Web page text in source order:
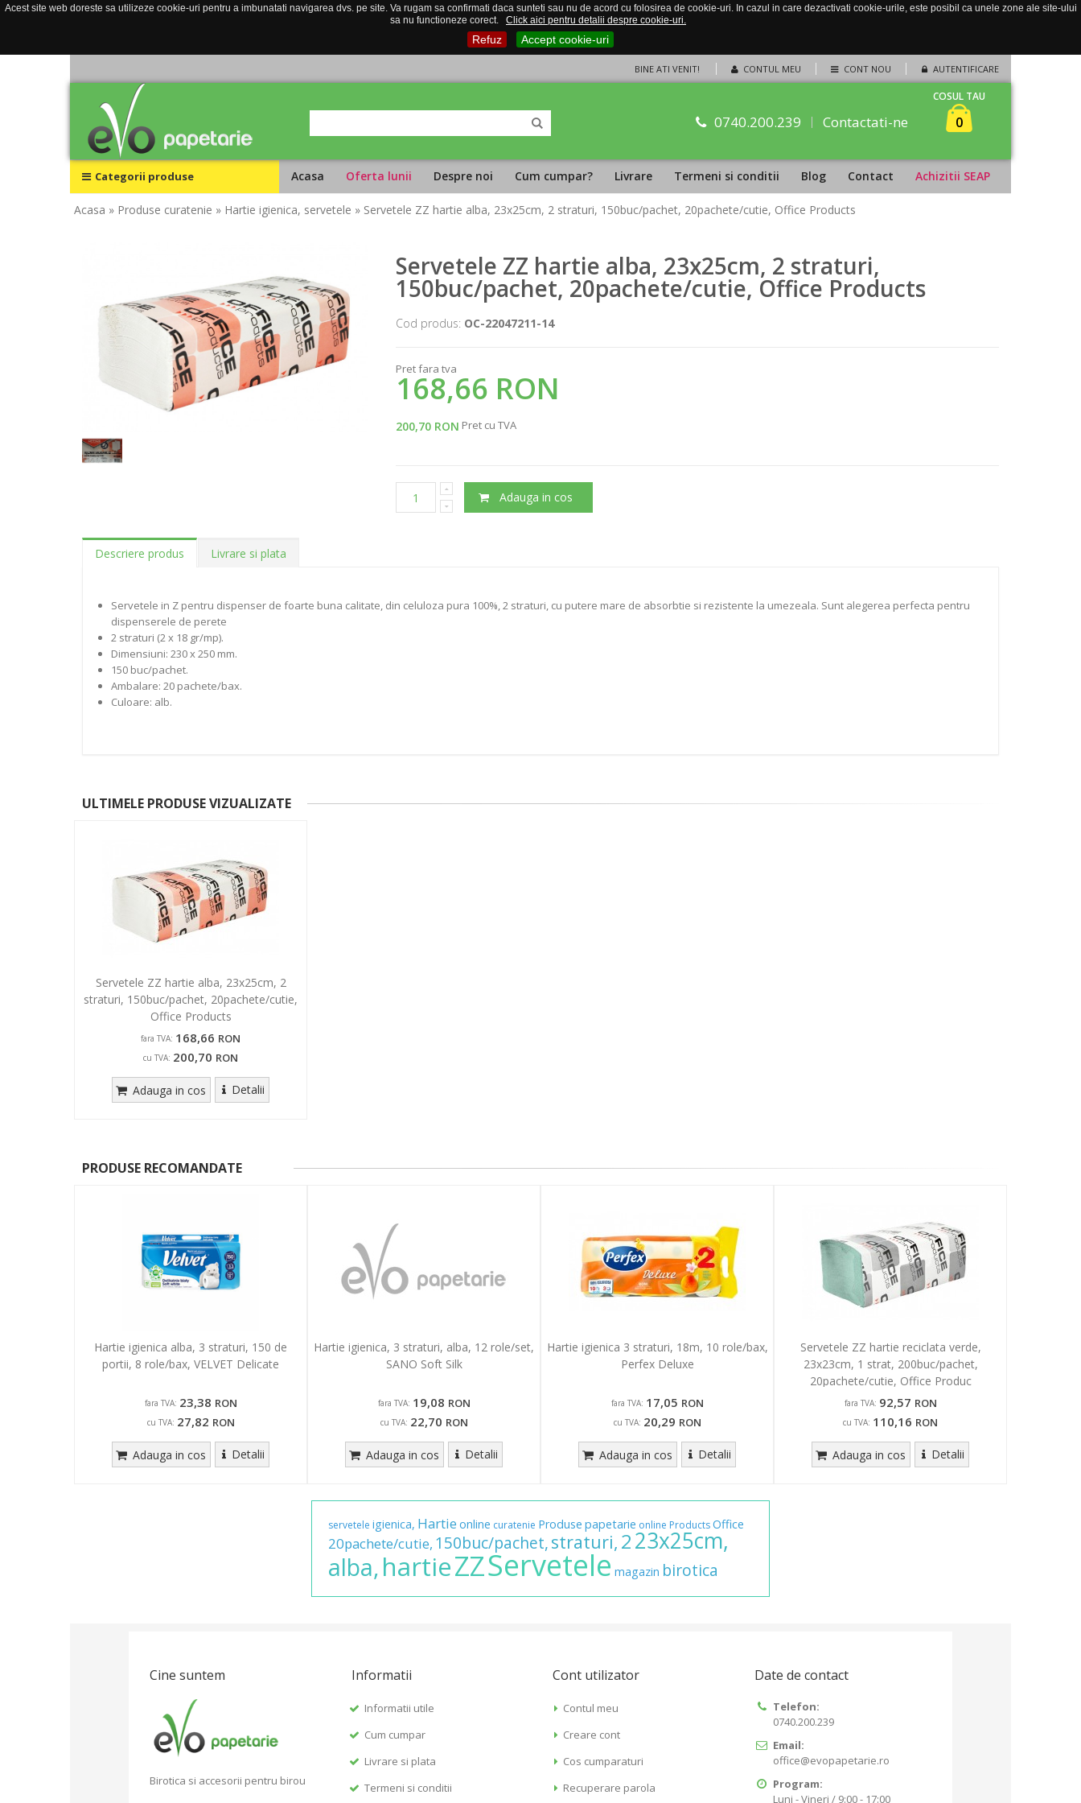
Acest site web doreste sa utilizeze cookie-uri pentru a imbunatati navigarea dvs. pe site. Va rugam sa confirmati daca sunteti sau nu de acord cu folosirea de cookie-uri. In cazul in care dezactivati cookie-urile, este posibil ca unele zone ale site-ului
sa nu functioneze corect.
Click aici pentru detalii despre cookie-uri.
Refuz Accept cookie-uri
CONTUL MEU CONT NOU AUTENTIFICARE
BINE ATI VENIT!
0740.200.239 Contactati-ne
COSUL TAU
0
Categorii produse Acasa Oferta lunii Despre noi Cum cumpar? Livrare Termeni si conditii Blog Contact Achizitii SEAP
Acasa » Produse curatenie » Hartie igienica, servetele » Servetele ZZ hartie alba, 23x25cm, 2 straturi, 150buc/pachet, 20pachete/cutie, Office Products
Servetele ZZ hartie alba, 23x25cm, 2 straturi,
150buc/pachet, 20pachete/cutie, Office Products
Cod produs: OC-22047211-14
Pret fara tva
168,66 RON
200,70 RON Pret cu TVA
Adauga in cos
Descriere produs Livrare si plata
Servetele in Z pentru dispenser de foarte buna calitate, din celuloza pura 100%, 2 straturi, cu putere mare de absorbtie si rezistente la umezeala. Sunt alegerea perfecta pentru
dispenserele de perete
2 straturi (2 x 18 gr/mp).
Dimensiuni: 230 x 250 mm.
150 buc/pachet.
Ambalare: 20 pachete/bax.
Culoare: alb.
ULTIMELE PRODUSE VIZUALIZATE
Servetele ZZ hartie alba, 23x25cm, 2
straturi, 150buc/pachet, 20pachete/cutie,
Office Products
fara TVA: 168,66 RON
cu TVA: 200,70 RON
Adauga in cos Detalii
PRODUSE RECOMANDATE
Hartie igienica alba, 3 straturi, 150 de
portii, 8 role/bax, VELVET Delicate
fara TVA: 23,38 RON
cu TVA: 27,82 RON
Adauga in cos Detalii
Hartie igienica, 3 straturi, alba, 12 role/set,
SANO Soft Silk
fara TVA: 19,08 RON
cu TVA: 22,70 RON
Adauga in cos Detalii
Hartie igienica 3 straturi, 18m, 10 role/bax,
Perfex Deluxe
fara TVA: 17,05 RON
cu TVA: 20,29 RON
Adauga in cos Detalii
Servetele ZZ hartie reciclata verde,
23x23cm, 1 strat, 200buc/pachet,
20pachete/cutie, Office Produc
fara TVA: 92,57 RON
cu TVA: 110,16 RON
Adauga in cos Detalii
servetele igienica, Hartie online curatenie Produse papetarie online ProductsOffice
20pachete/cutie, 150buc/pachet,straturi, 223x25cm,
alba,hartieZZServetele magazin birotica
Cine suntem
Birotica si accesorii pentru birou
Informatii
Informatii utile
Cum cumpar
Livrare si plata
Termeni si conditii
Cont utilizator
Contul meu
Creare cont
Cos cumparaturi
Recuperare parola
Date de contact
Telefon:
0740.200.239
Email:
office@evopapetarie.ro
Program:
Luni - Vineri / 9:00 - 17:00